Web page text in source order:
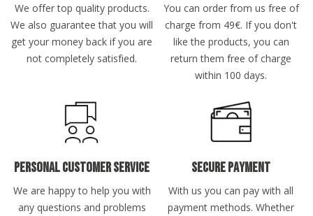
Ralf
Verifizierter Kunde
Festes Shampoo Anti-Schuppen - 100g 1x 100g
Nutze es jetzt seit einer Woche und bin sehr
zufrieden. Gutes, einfaches Aufschäumen, keine
Schuppen. Selbst die Bartschuppen sind fast
Verifizierter Kunde
teuer
8.8.2026
We offer top quality products.
We also guarantee that you will
get your money back if you are
not completely satisfied.
You can order from us free of
charge from 49€. If you don't
like the products, you can
return them free of charge
within 100 days.
Personal customer service
We are happy to help you with
any questions and problems
Secure payment
With us you can pay with all
payment methods. Whether